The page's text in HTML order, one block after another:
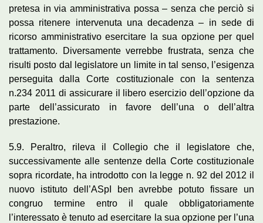
pretesa in via amministrativa possa – senza che perciò si
possa ritenere intervenuta una decadenza – in sede di
ricorso amministrativo esercitare la sua opzione per quel
trattamento. Diversamente verrebbe frustrata, senza che
risulti posto dal legislatore un limite in tal senso, l’esigenza
perseguita dalla Corte costituzionale con la sentenza
n.234 2011 di assicurare il libero esercizio dell’opzione da
parte dell’assicurato in favore dell’una o dell’altra
prestazione.
5.9. Peraltro, rileva il Collegio che il legislatore che,
successivamente alle sentenze della Corte costituzionale
sopra ricordate, ha introdotto con la legge n. 92 del 2012 il
nuovo istituto dell’ASpI ben avrebbe potuto fissare un
congruo termine entro il quale obbligatoriamente
l’interessato è tenuto ad esercitare la sua opzione per l’una